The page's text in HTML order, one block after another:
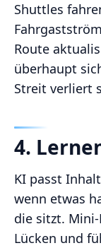
Shuttles
Route
überhaupt
Streit verliert
4.
KI passt
wenn etwas
die sitzt.
Lücken und